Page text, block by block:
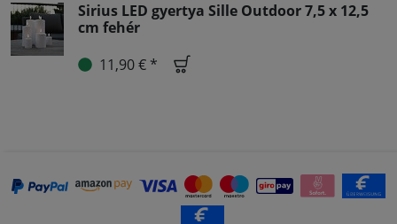
Sirius LED gyertya Sille Outdoor 7,5 x 12,5
cm fehér
11,90 € *